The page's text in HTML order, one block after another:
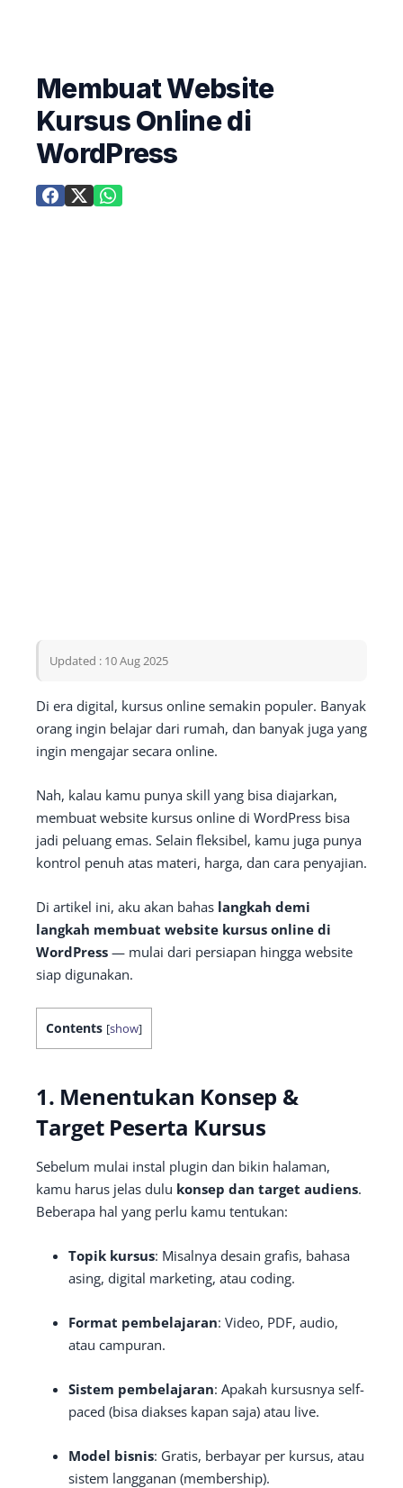
Membuat Website
Kursus Online di
WordPress
Updated : 10 Aug 2025
Di era digital, kursus online semakin populer. Banyak
orang ingin belajar dari rumah, dan banyak juga yang
ingin mengajar secara online.
Nah, kalau kamu punya skill yang bisa diajarkan,
membuat website kursus online di WordPress bisa
jadi peluang emas. Selain fleksibel, kamu juga punya
kontrol penuh atas materi, harga, dan cara penyajian.
Di artikel ini, aku akan bahas langkah demi
langkah membuat website kursus online di
WordPress — mulai dari persiapan hingga website
siap digunakan.
Contents [show]
1. Menentukan Konsep &
Target Peserta Kursus
Sebelum mulai instal plugin dan bikin halaman,
kamu harus jelas dulu konsep dan target audiens.
Beberapa hal yang perlu kamu tentukan:
Topik kursus: Misalnya desain grafis, bahasa
asing, digital marketing, atau coding.
Format pembelajaran: Video, PDF, audio,
atau campuran.
Sistem pembelajaran: Apakah kursusnya self-
paced (bisa diakses kapan saja) atau live.
Model bisnis: Gratis, berbayar per kursus, atau
sistem langganan (membership).